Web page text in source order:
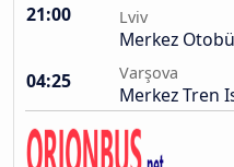
21:00 Lviv
Merkez
04:25
Varşova
Merkez Tren